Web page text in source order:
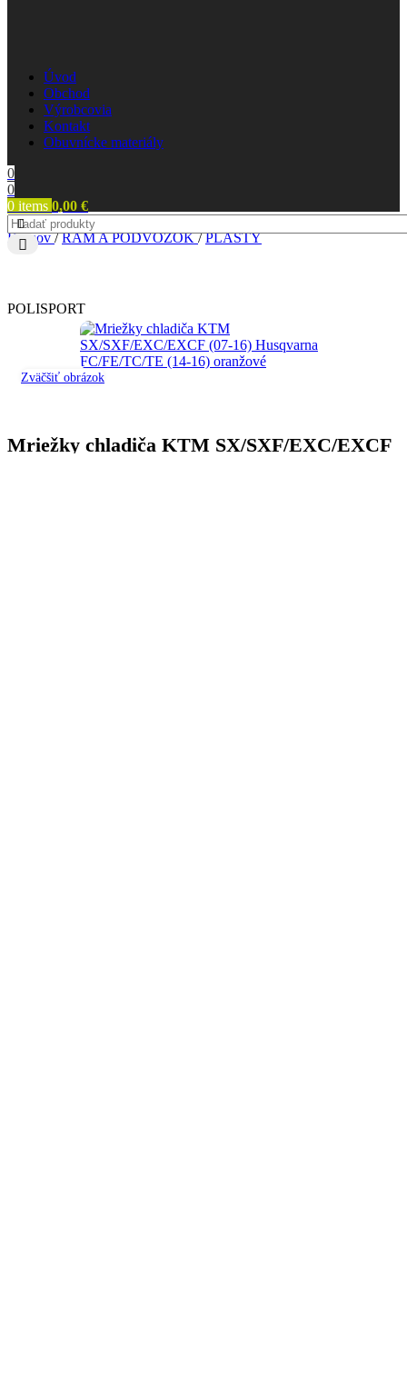
Úvod
Obchod
Výrobcovia
Kontakt
Obuvnícke materiály
0
0
0 items 0,00 €
Domov/ RÁM A PODVOZOK/ PLASTY
POLISPORT
Zväčšiť obrázok
Mriežky chladiča KTM SX/SXF/EXC/EXCF